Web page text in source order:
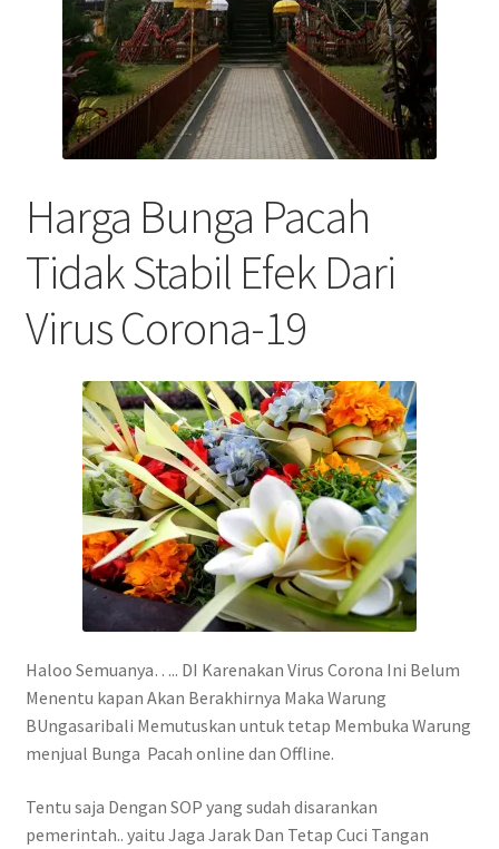
Harga Bunga Pacah
Tidak Stabil Efek Dari
Virus Corona-19
Haloo Semuanya….. DI Karenakan Virus Corona Ini Belum
Menentu kapan Akan Berakhirnya Maka Warung
BUngasaribali Memutuskan untuk tetap Membuka Warung
menjual Bunga Pacah online dan Offline.
Tentu saja Dengan SOP yang sudah disarankan
pemerintah.. yaitu Jaga Jarak Dan Tetap Cuci Tangan